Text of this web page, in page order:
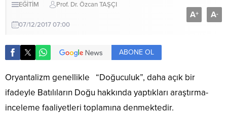
EĞİTİM Prof. Dr. Özcan TAŞÇI
07/12/2017 07:00
A+ A-
ABONE OL
Oryantalizm genellikle “Doğuculuk”, daha açık bir
ifadeyle Batılıların Doğu hakkında yaptıkları araştırma-
inceleme faaliyetleri toplamına denmektedir.